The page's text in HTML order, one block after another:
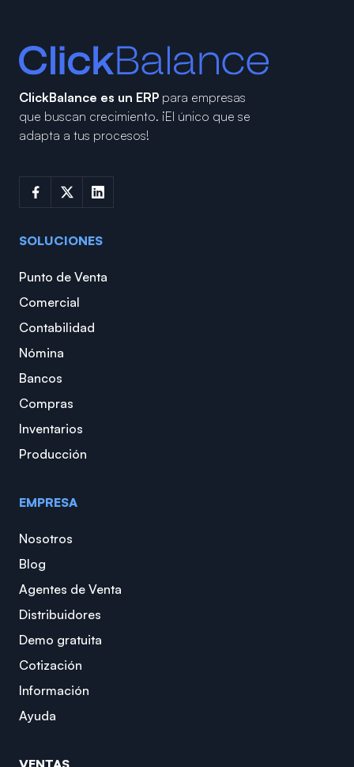
ClickBalance es un ERP para empresas
que buscan crecimiento. ¡El único que se
adapta a tus procesos!
SOLUCIONES
Punto de Venta
Comercial
Contabilidad
Nómina
Bancos
Compras
Inventarios
Producción
EMPRESA
Nosotros
Blog
Agentes de Venta
Distribuidores
Demo gratuita
Cotización
Información
Ayuda